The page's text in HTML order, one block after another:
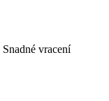
Snadné vracení